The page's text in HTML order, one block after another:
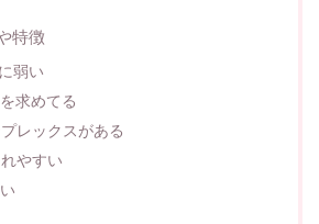
特徴
弱い
求めてる
プレックスがある
れやすい